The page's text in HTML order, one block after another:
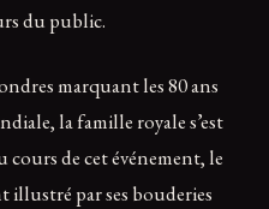
du public.
marquant les 80 ans
la famille royale s’est
de cet événement, le
illustré par ses bouderies